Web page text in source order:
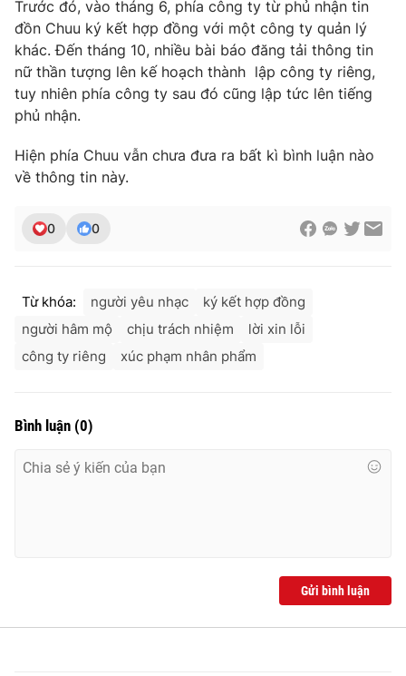
Ðiện thoại Thời báo VTV:024.66 897 897
Email:toasoan@vtv.vn
Liên hệ quảng cáo: 024-7300.7108
thuận bằng văn bản. Ghi rõ nguồn VTV.vn khi phát hành lại
thông tin từ website này.
Trước đó, vào tháng 6, phía công ty từ phủ nhận tin
đồn Chuu ký kết hợp đồng với một công ty quản lý
khác. Đến tháng 10, nhiều bài báo đăng tải thông tin
nữ thần tượng lên kế hoạch thành lập công ty riêng,
tuy nhiên phía công ty sau đó cũng lập tức lên tiếng
phủ nhận.
Hiện phía Chuu vẫn chưa đưa ra bất kì bình luận nào
về thông tin này.
0 0
Từ khóa: người yêu nhạc
ký kết hợp đồng
người hâm mộ
chịu trách nhiệm
lời xin lỗi
công ty riêng
xúc phạm nhân phẩm
Bình luận (0)
Gửi bình luận